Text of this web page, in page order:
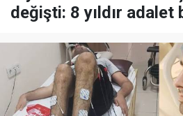
değişti: 8 yıldır adalet